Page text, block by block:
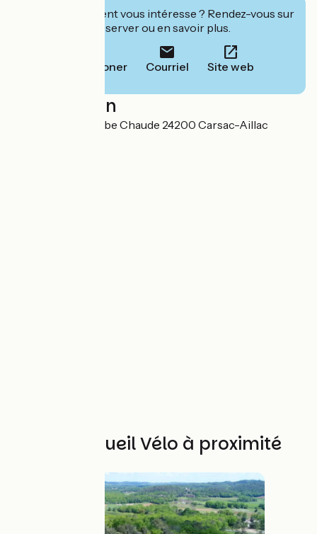
Cet établissement vous intéresse ? Rendez-vous sur
leur site pour réserver ou en savoir plus.
Téléphoner Courriel Site web
Localisation
343 route de Combe Chaude 24200 Carsac-Aillac
Autres Accueil Vélo à proximité